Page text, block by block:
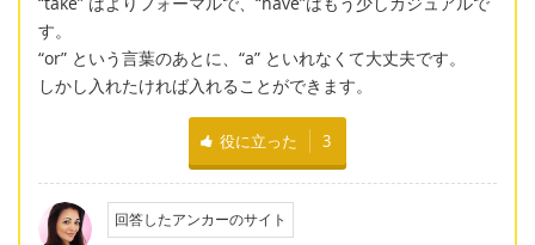
す。
“or” という言葉のあとに、“a” といれなくて大丈夫です。
しかし入れたければ入れることができます。
役に立った 3
回答したアンカーのサイト